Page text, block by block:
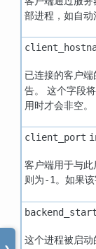
部进程，如自动
已连接的客户
告。 这个字段
用时才会非空。
client_port
客户端用于与此
则为-1。如果
backend_start
这个进程被启动